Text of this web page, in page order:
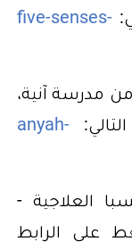
five-senses-
مدرسة آنية،
anyah-
العلاجية -
على الرابط